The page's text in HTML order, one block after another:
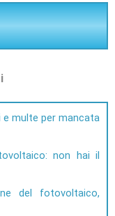
multe per mancata
non hai il
del fotovoltaico,